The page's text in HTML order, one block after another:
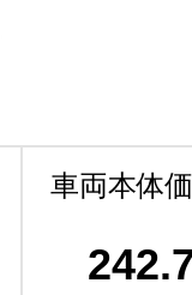
車両本体
242